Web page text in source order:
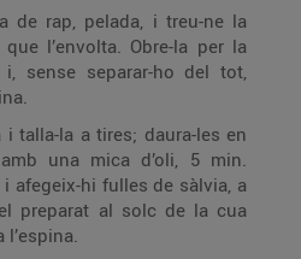
de rap, pelada, i treu-ne la
l’envolta. Obre-la per la
sense separar-ho del tot,
i talla-la a tires; daura-les en
una mica d’oli, 5 min.
i afegeix-hi fulles de sàlvia, a
preparat al solc de la cua
l’espina.